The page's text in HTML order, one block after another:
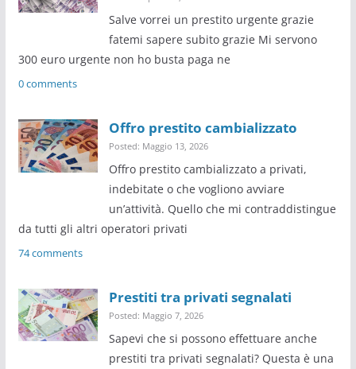
Salve vorrei un prestito urgente grazie
fatemi sapere subito grazie Mi servono
300 euro urgente non ho busta paga ne
0 comments
Offro prestito cambializzato
Posted: Maggio 13, 2026
Offro prestito cambializzato a privati,
indebitate o che vogliono avviare
un’attività. Quello che mi contraddistingue
da tutti gli altri operatori privati
74 comments
Prestiti tra privati segnalati
Posted: Maggio 7, 2026
Sapevi che si possono effettuare anche
prestiti tra privati segnalati? Questa è una